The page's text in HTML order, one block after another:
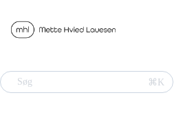
Søg ⌘K